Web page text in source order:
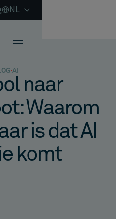
NL
AI
naar
Waarom
is dat AI
komt